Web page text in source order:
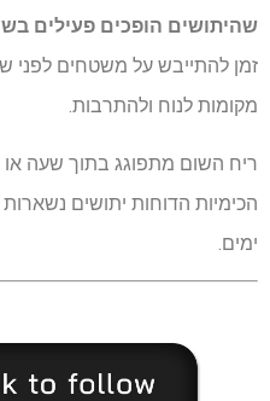
שהיתושים הופכים פעילים
זמן להתייבש על משטחים לפני
מקומות לנוח ולהתרבות.
ריח השום מתפוגג בתוך שעה
הכימיות הדוחות יתושים
ימים.